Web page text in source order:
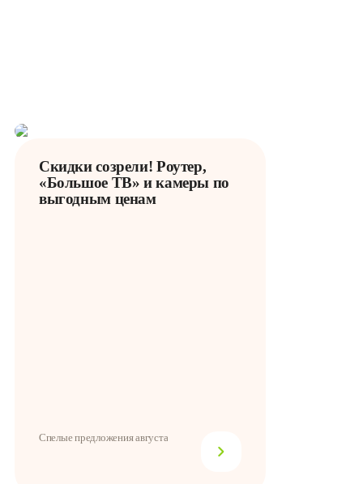
Скидки созрели! Роутер,
«Большое ТВ» и камеры по
выгодным ценам
Спелые предложения августа